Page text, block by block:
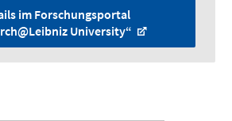
im Forschungsportal
University“